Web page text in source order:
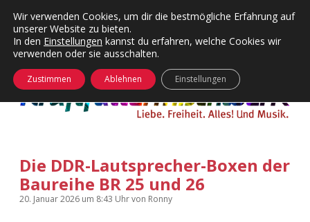
Kategorien
Menü
24 Hours Chilling
Die Wende
KFMW-Disco
kfmw.stuff
KFMW-Disco
Dates
Contact
Adventskalender
öffnen
Die DDR-Lautsprecher-Boxen der
Baureihe BR 25 und 26
20. Januar 2026 um 8:43 Uhrvon Ronny
Wir verwenden Cookies, um dir die bestmögliche Erfahrung auf
unserer Website zu bieten.
In den Einstellungen kannst du erfahren, welche Cookies wir
verwenden oder sie ausschalten.
Zustimmen Ablehnen Einstellungen